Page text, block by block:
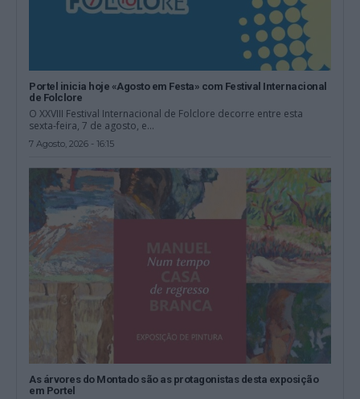
Portel inicia hoje «Agosto em Festa» com Festival Internacional
de Folclore
O XXVIII Festival Internacional de Folclore decorre entre esta
sexta-feira, 7 de agosto, e...
7 Agosto, 2026 - 16:15
As árvores do Montado são as protagonistas desta exposição
em Portel